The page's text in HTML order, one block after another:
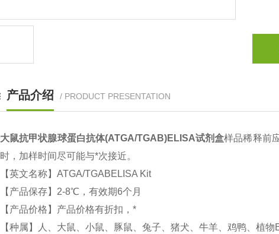
产品介绍 / PRODUCT PRESENTATION
大鼠抗甲状腺球蛋白抗体(ATGA/TGAB)ELISA试剂盒样品稀释前
时，加样时间尽可能与*次接近。
【英文名称】 ATGA/TGABELISA Kit
【产品保存】 2-8℃，有效期6个月
【产品价格】产品价格有折扣，*
【种属】人、大鼠、小鼠、豚鼠、兔子、猪犬、牛羊、鸡鸭、植物